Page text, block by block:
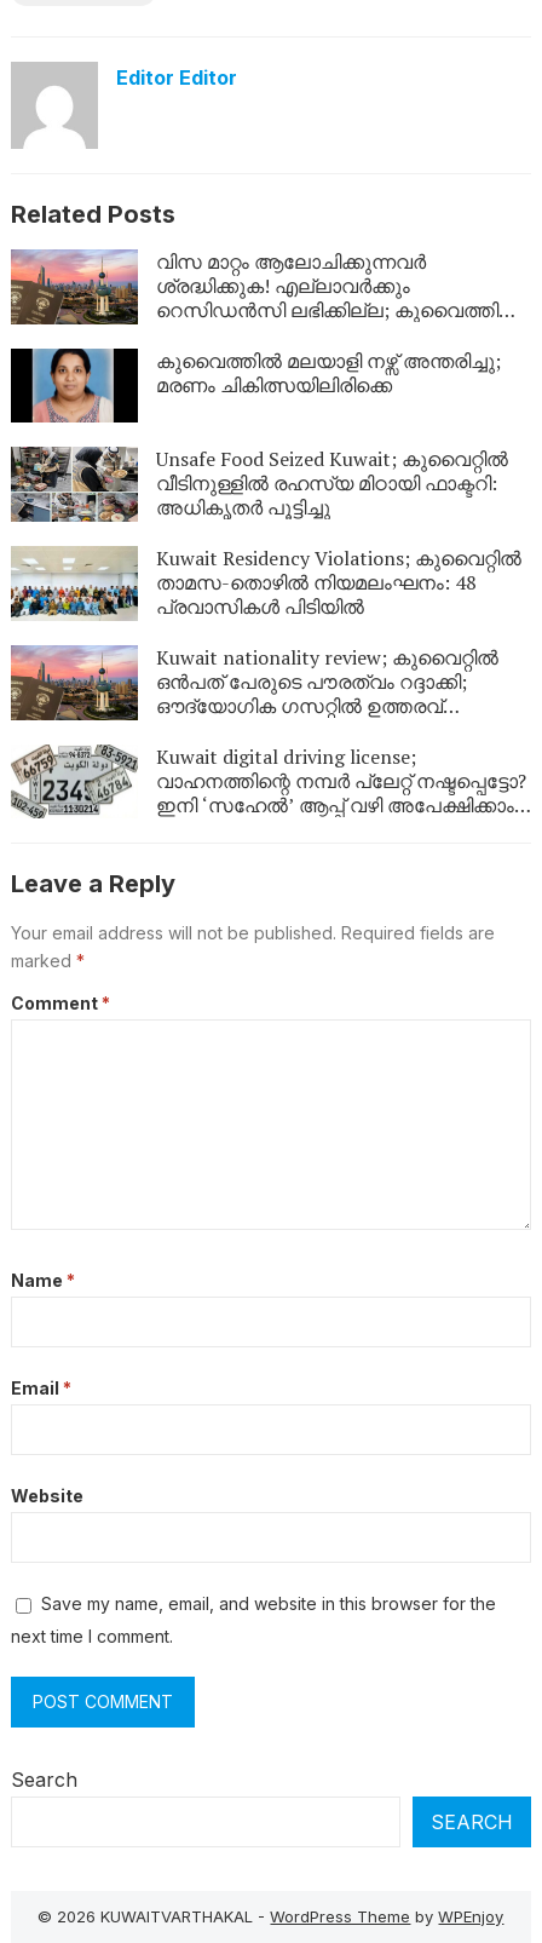
Editor Editor
Related Posts
വിസ മാറ്റം ആലോചിക്കുന്നവർ
ശ്രദ്ധിക്കുക! എല്ലാവർക്കും
റെസിഡൻസി ലഭിക്കില്ല; കുവൈത്തിന്റെ
കുവൈത്തിൽ മലയാളി നഴ്സ് അന്തരിച്ചു;
മരണം ചികിത്സയിലിരിക്കെ
Unsafe Food Seized Kuwait; കുവൈറ്റിൽ
വീടിനുള്ളിൽ രഹസ്യ മിഠായി ഫാക്ടറി:
അധികൃതർ പൂട്ടിച്ചു
Kuwait Residency Violations; കുവൈറ്റിൽ
താമസ-തൊഴിൽ നിയമലംഘനം: 48
പ്രവാസികൾ പിടിയിൽ
Kuwait nationality review; കുവൈറ്റിൽ
ഒൻപത് പേരുടെ പൗരത്വം റദ്ദാക്കി;
ഔദ്യോഗിക ഗസറ്റിൽ ഉത്തരവ്
Kuwait digital driving license;
വാഹനത്തിന്റെ നമ്പര്‍ പ്ലേറ്റ് നഷ്ടപ്പെട്ടോ?
ഇനി ‘സഹേൽ’ ആപ്പ് വഴി അപേക്ഷിക്കാം;
Leave a Reply
Your email address will not be published. Required fields are
marked *
Comment *
Name *
Email *
Website
Save my name, email, and website in this browser for the
next time I comment.
Search
SEARCH
© 2026 KUWAITVARTHAKAL -WordPress Theme byWPEnjoy